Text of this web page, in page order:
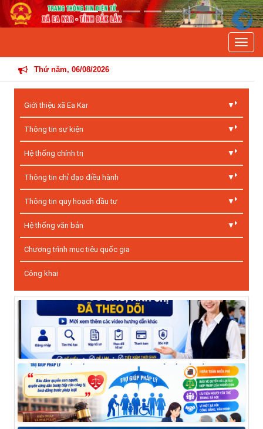
Thứ năm, 06/08/2026
Giới thiệu xã Ea Kar
Thông tin sự kiện
Hệ thống chính trị
Thông tin chỉ đạo điều hành
Thông tin quy hoạch đầu tư
Hệ thống văn bản
Chương trình mục tiêu quốc gia
Công khai